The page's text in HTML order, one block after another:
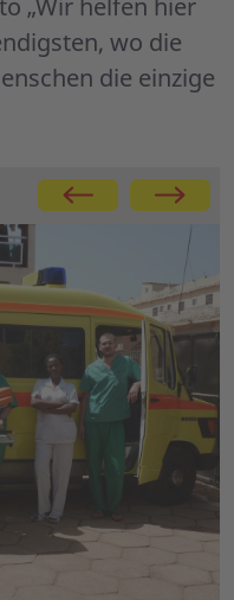
„Wir helfen hier
wo die
die einzige